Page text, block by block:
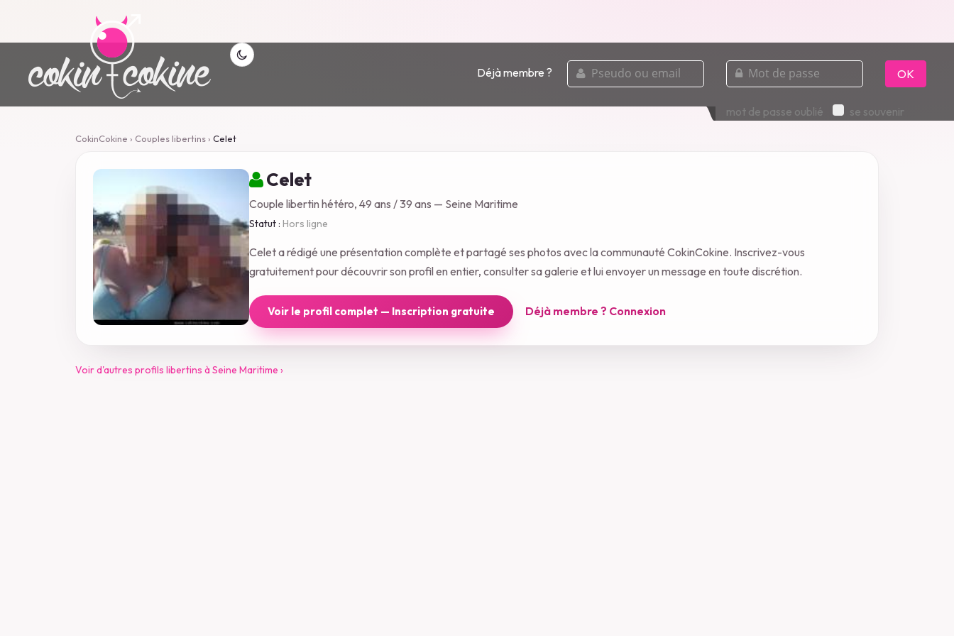
Déjà membre ?
pseudo
ou
email
mot
de
passe
OK
mot de passe oublié se souvenir
CokinCokine › Couples libertins› Celet
Celet
Couple libertin hétéro, 49 ans / 39 ans — Seine Maritime
Statut : Hors ligne
Celet a rédigé une présentation complète et partagé ses photos avec la communauté CokinCokine. Inscrivez-vous
gratuitement pour découvrir son profil en entier, consulter sa galerie et lui envoyer un message en toute discrétion.
Voir le profil complet — Inscription gratuite Déjà membre ? Connexion
Voir d'autres profils libertins à Seine Maritime ›